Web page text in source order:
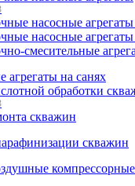
насосные
насосные агрегаты
смесительные
агрегаты на санях
обработки
скважин
скважин